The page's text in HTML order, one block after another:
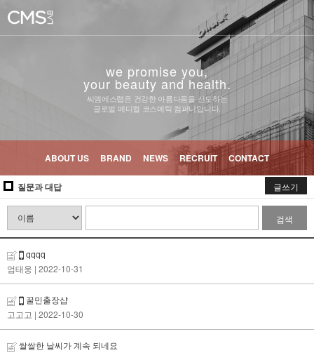
we promise you,
your beauty and health.
씨엠에스랩은 건강한 아름다움을 선도하는
글로벌 메디컬 코스메틱 컴퍼니입니다.
ABOUT US BRAND NEWS RECRUIT CONTACT
질문과 대답 글쓰기
검색
qqqq
엄태웅 | 2022-10-31
꿀민출장샵
고고고 | 2022-10-30
쌀쌀한 날씨가 계속 되네요